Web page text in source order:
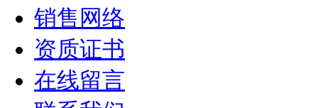
销售网络
资质证书
在线留言